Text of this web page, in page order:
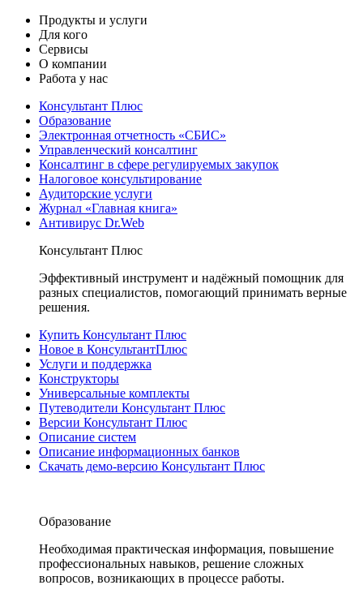
Продукты и услуги
Для кого
Сервисы
О компании
Работа у нас
Консультант Плюс
Образование
Электронная отчетность «СБИС»
Управленческий консалтинг
Консалтинг в сфере регулируемых закупок
Налоговое консультирование
Аудиторские услуги
Журнал «Главная книга»
Антивирус Dr.Web
Консультант Плюс
Эффективный инструмент и надёжный помощник для
разных специалистов, помогающий принимать верные
решения.
Купить Консультант Плюс
Новое в КонсультантПлюс
Услуги и поддержка
Конструкторы
Универсальные комплекты
Путеводители Консультант Плюс
Версии Консультант Плюс
Описание систем
Описание информационных банков
Скачать демо-версию Консультант Плюс
Образование
Необходимая практическая информация, повышение
профессиональных навыков, решение сложных
вопросов, возникающих в процессе работы.